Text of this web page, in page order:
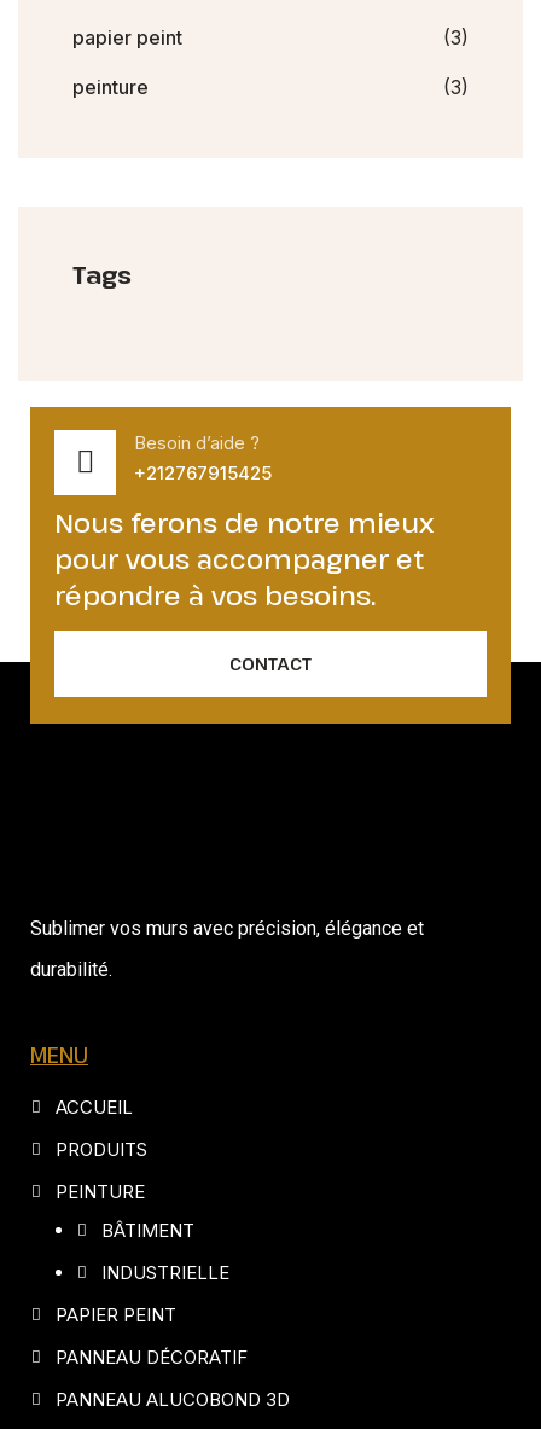
papier peint (3)
peinture (3)
Tags
Besoin d’aide ?
+212767915425
Nous ferons de notre mieux
pour vous accompagner et
répondre à vos besoins.
CONTACT
Sublimer vos murs avec précision, élégance et
durabilité.
MENU
ACCUEIL
PRODUITS
PEINTURE
BÂTIMENT
INDUSTRIELLE
PAPIER PEINT
PANNEAU DÉCORATIF
PANNEAU ALUCOBOND 3D